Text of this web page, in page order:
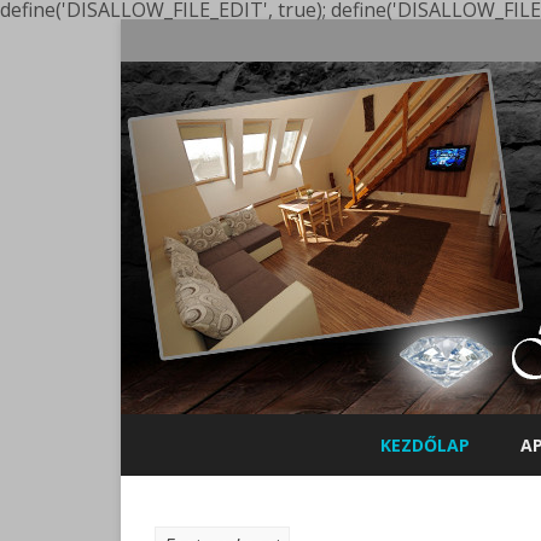
define('DISALLOW_FILE_EDIT', true);
KEZDŐLAP